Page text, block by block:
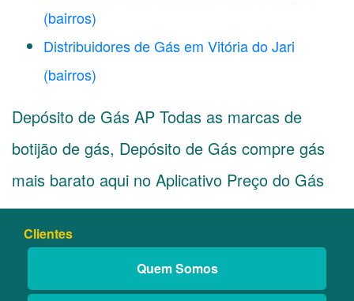
(bairros)
Distribuidores de Gás em Vitória do Jari
(bairros)
Depósito de Gás AP Todas as marcas de
botijão de gás, Depósito de Gás compre gás
mais barato aqui no Aplicativo Preço do Gás
Clientes
Quem Somos